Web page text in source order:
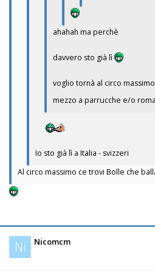
ahahah ma perchè
davvero sto già lì
voglio tornà al circo
mezzo a parrucche e/o
Io sto già lì a Italia - svizzeri
Al circo massimo ce trovi Bolle che
Ni Nicomcm